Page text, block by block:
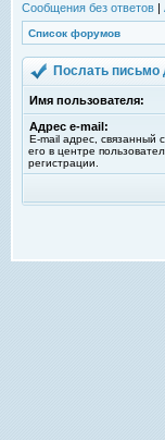
Сообщения без ответов |
Список форумов
Послать письмо
Имя пользователя:
Адрес e-mail:
E-mail адрес, связанный
его в центре
регистрации.